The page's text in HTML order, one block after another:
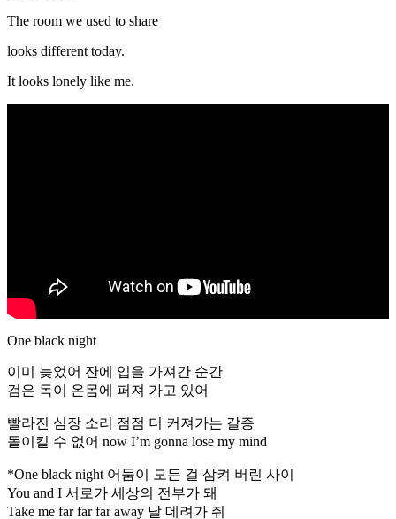
The room we used to share
looks different today.
It looks lonely like me.
One black night
이미 늦었어 잔에 입을 가져간 순간
검은 독이 온몸에 퍼져 가고 있어
빨라진 심장 소리 점점 더 커져가는 갈증
돌이킬 수 없어 now I’m gonna lose my mind
*One black night 어둠이 모든 걸 삼켜 버린 사이
You and I 서로가 세상의 전부가 돼
Take me far far far away 날 데려가 줘